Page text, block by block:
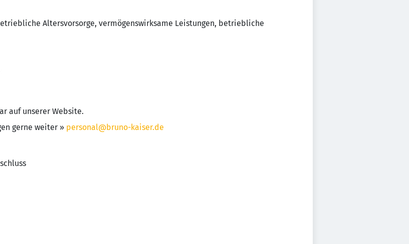
Altersvorsorge, vermögenswirksame Leistungen, betriebliche
auf unserer Website.
gerne weiter » personal@bruno-kaiser.de